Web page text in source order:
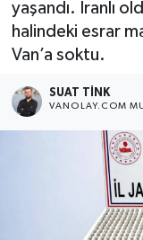
yaşandı. İranlı
halindeki esrar
Van’a soktu.
SUAT TINK
VANOLAY.COM
Eğitim
RESMİ
Tüm